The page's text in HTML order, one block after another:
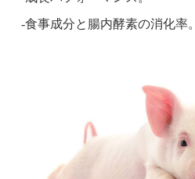
-食事成分と腸内酵素の消化率。